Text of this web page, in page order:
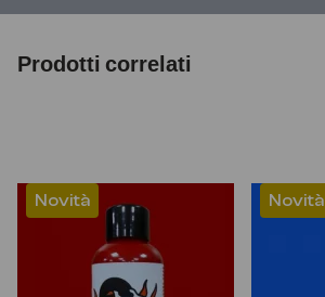
Prodotti correlati
Novità Novità